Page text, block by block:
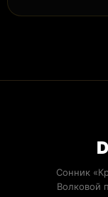
Сонник
Волковой